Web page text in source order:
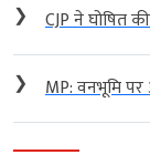
❯ CJP ने घोषित की
❯ MP: वनभूमि पर